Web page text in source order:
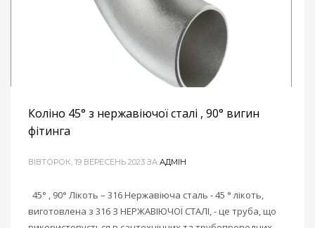
Коліно 45° з нержавіючої сталі , 90° вигин
фітинга
ВІВТОРОК, 19 ВЕРЕСЕНЬ 2023 ЗА АДМІН
45° , 90° Лікоть – 316 Нержавіюча сталь - 45 ° лікоть,
виготовлена ​​з 316 З НЕРЖАВІЮЧОЇ СТАЛІ, - це труба, що